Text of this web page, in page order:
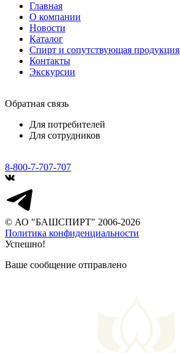
Главная
О компании
Новости
Каталог
Спирт и сопутствующая продукция
Контакты
Экскурсии
Обратная связь
Для потребителей
Для сотрудников
8-800-7-707-707
© АО "БАШСПИРТ" 2006-2026
Политика конфиденциальности
Успешно!
Ваше сообщение отправлено